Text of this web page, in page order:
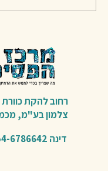
רחוב להקת כוורת 3,
צלמון בע"מ,
דינה 6786642